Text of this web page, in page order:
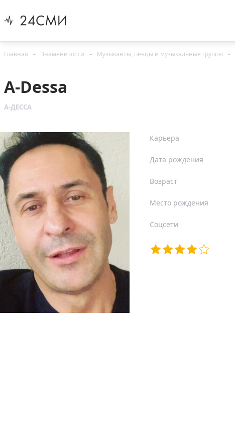
Главная Знаменитости Музыканты, певцы и музыкальные группы
A-Dessa
А-ДЕССА
Карьера
Дата рождения
Возраст
Место рождения
Соцсети